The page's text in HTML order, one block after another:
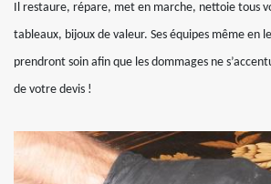
Il restaure, répare, met en marche, nettoie tous
tableaux, bijoux de valeur. Ses équipes même en
prendront soin afin que les dommages ne
de votre devis !